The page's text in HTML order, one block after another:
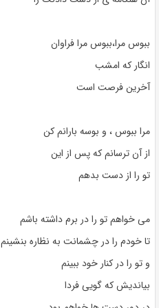
ببوس مرا،ببوس مرا فراوان
انگار که امشب
آخرین فرصت است
مرا ببوس ، و بوسه بارانم کن
از آن ترسانم که پس از این
تو را از دست بدهم
می خواهم تو را در برم داشته باشم
تا خودم را در چشمانت به نظاره بنشینم
و تو را در کنار خود ببینم
بیاندیش که گویی فردا